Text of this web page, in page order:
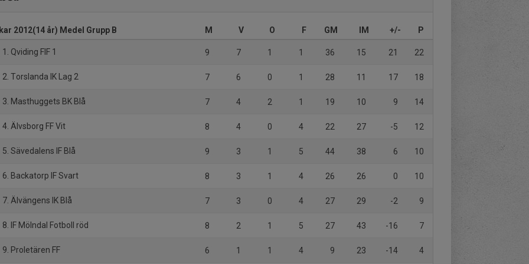
2012(14 år) Medel Grupp B M V O F GM IM +/- P
1. Qviding FIF 1 9 7 1 1 36 15 21 22
2. Torslanda IK Lag 2 7 6 0 1 28 11 17 18
3. Masthuggets BK Blå 7 4 2 1 19 10 9 14
4. Älvsborg FF Vit 8 4 0 4 22 27 -5 12
5. Sävedalens IF Blå 9 3 1 5 44 38 6 10
6. Backatorp IF Svart 8 3 1 4 26 26 0 10
7. Älvängens IK Blå 7 3 0 4 27 29 -2 9
8. IF Mölndal Fotboll röd 8 2 1 5 27 43 -16 7
9. Proletären FF 6 1 1 4 9 23 -14 4